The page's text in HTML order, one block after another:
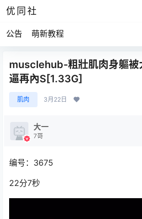
优同社
公告 萌新教程
musclehub-粗壯肌肉身軀被
逼再內S[1.33G]
肌肉 3月22日
大一
7哥
编号：3675
22分7秒